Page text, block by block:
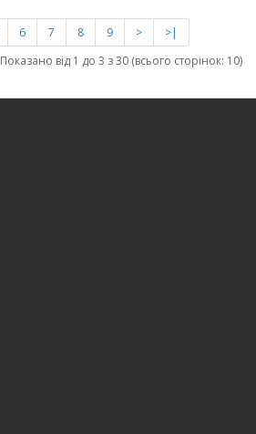
6 7 8 9 >
>|
Показано від 1 до 3 з 30 (всього сторінок: 10)